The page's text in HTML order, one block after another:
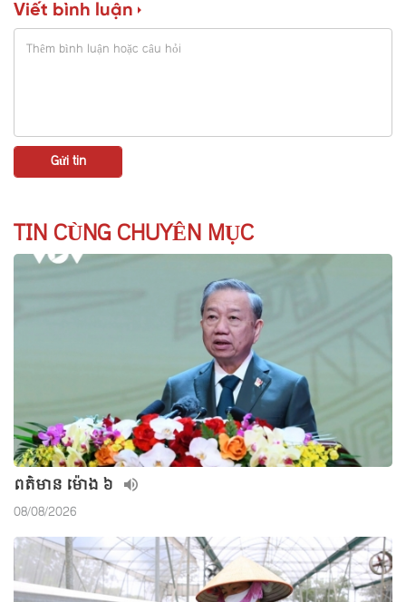
Viết bình luận
TIN CÙNG CHUYÊN MỤC
ពត៌មាន ម៉ោង​ ៦
08/08/2026